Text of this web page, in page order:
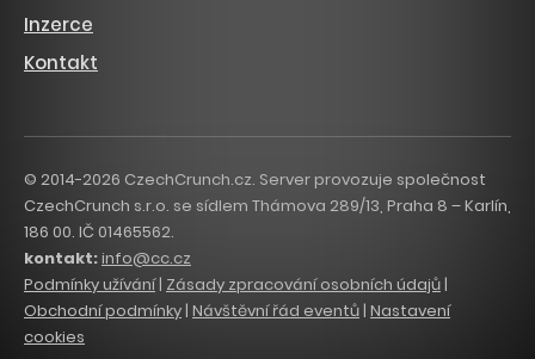
Inzerce
Kontakt
© 2014-2026 CzechCrunch.cz. Server provozuje společnost
CzechCrunch s.r.o. se sídlem Thámova 289/13, Praha 8 – Karlín,
186 00. IČ 01465562.
kontakt:info@cc.cz
Podmínky užívání| Zásady zpracování osobních údajů |
Obchodní podmínky | Návštěvní řád eventů | Nastavení
cookies